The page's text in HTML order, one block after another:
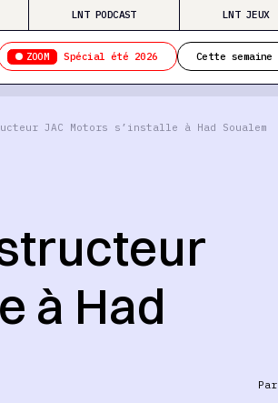
LNT PODCAST LNT JEUX
ZOOM Spécial été 2026 Cette semaine
JAC Motors s’installe à Had Soualem
à Had
Par